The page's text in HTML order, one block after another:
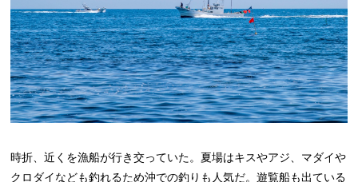
時折、近くを漁船が行き交っていた。夏場はキスやアジ、マダイや
クロダイなども釣れるため沖での釣りも人気だ。遊覧船も出ている